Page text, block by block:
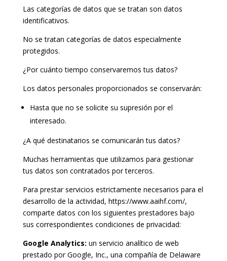
Las categorías de datos que se tratan son datos
identificativos.
No se tratan categorías de datos especialmente
protegidos.
¿Por cuánto tiempo conservaremos tus datos?
Los datos personales proporcionados se conservarán:
Hasta que no se solicite su supresión por el
interesado.
¿A qué destinatarios se comunicarán tus datos?
Muchas herramientas que utilizamos para gestionar
tus datos son contratados por terceros.
Para prestar servicios estrictamente necesarios para el
desarrollo de la actividad, https://www.aaihf.com/,
comparte datos con los siguientes prestadores bajo
sus correspondientes condiciones de privacidad:
Google Analytics: un servicio analítico de web
prestado por Google, Inc., una compañía de Delaware